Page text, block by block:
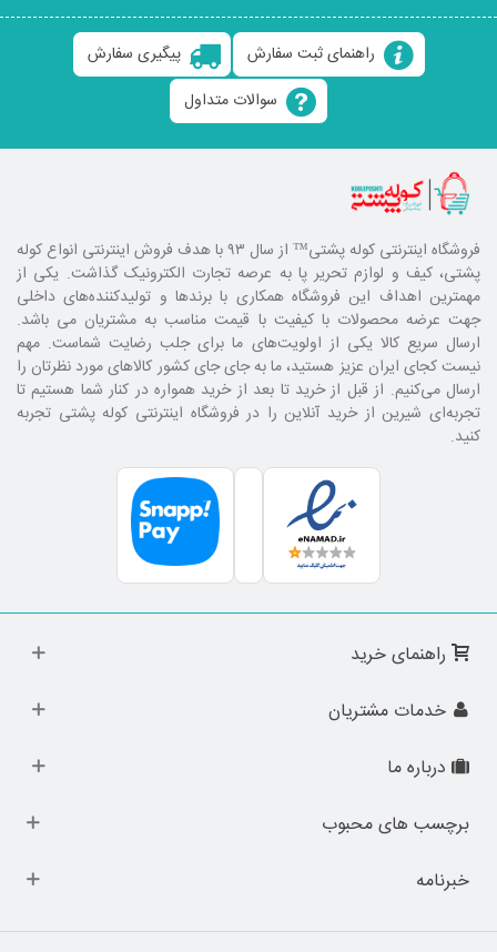
راهنمای ثبت سفارش
پیگیری سفارش
سوالات متداول
فروشگاه اینترنتی کوله پشتی
™ از سال ۹۳ با هدف فروش اینترنتی انواع کوله
پشتی، کیف و لوازم تحریر پا به عرصه تجارت الکترونیک گذاشت. یکی از
مهمترین اهداف این فروشگاه همکاری با برند‌ها و تولیدکننده‌های داخلی
جهت عرضه محصولات با کیفیت با قیمت مناسب به مشتریان می باشد.
ارسال سریع کالا یکی از اولویت‌های ما برای جلب رضایت شماست. مهم
نیست کجای ایران عزیز هستید، ما به جای جای کشور کالا‌های مورد نظرتان را
ارسال می‌کنیم. از قبل از خرید تا بعد از خرید همواره در کنار شما هستیم تا
تجربه‌ای شیرین از خرید آنلاین را در فروشگاه اینترنتی کوله پشتی تجربه
کنید.
راهنمای خرید
خدمات مشتریان
درباره ما
برچسب های محبوب
خبرنامه